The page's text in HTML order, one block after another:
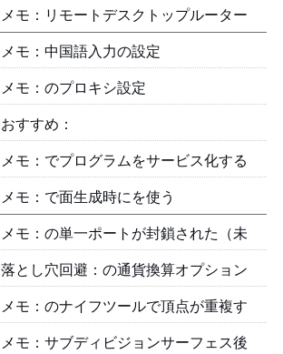
メモ：ibus-rime 中国語入力の設定
メモ：Linuxのプロキシ設定
おすすめ：Nodevember
メモ：NSSM でプログラムを Windows サービス化する
メモ：Sverchokで面生成時にList Joinを使う
落とし穴回避：PayPal の通貨換算オプション